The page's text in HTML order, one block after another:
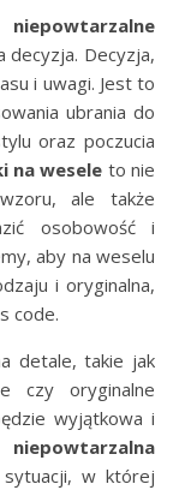
niepowtarzalne
decyzja. Decyzja,
i uwagi. Jest to
ubrania do
oraz poczucia
na wesele to nie
ale także
osobowość i
aby na weselu
i oryginalna,
code.
detale, takie jak
czy oryginalne
wyjątkowa i
niepowtarzalna
sytuacji, w której